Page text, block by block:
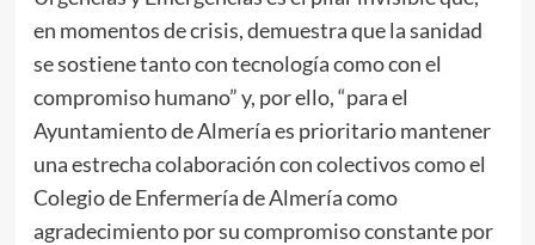
en momentos de crisis, demuestra que la sanidad
se sostiene tanto con tecnología como con el
compromiso humano” y, por ello, “para el
Ayuntamiento de Almería es prioritario mantener
una estrecha colaboración con colectivos como el
Colegio de Enfermería de Almería como
agradecimiento por su compromiso constante por